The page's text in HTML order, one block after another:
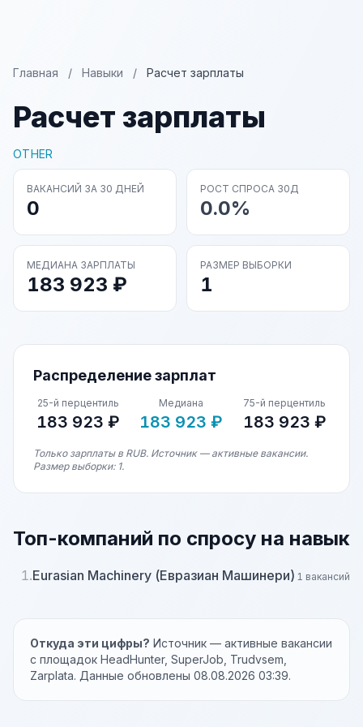
Главная / Навыки / Расчет зарплаты
Расчет зарплаты
OTHER
ВАКАНСИЙ ЗА 30 ДНЕЙ
0
РОСТ СПРОСА 30Д
0.0%
МЕДИАНА ЗАРПЛАТЫ
183 923 ₽
РАЗМЕР ВЫБОРКИ
1
Распределение зарплат
25-й перцентиль
183 923 ₽
Медиана
183 923 ₽
75-й перцентиль
183 923 ₽
Только зарплаты в RUB. Источник — активные вакансии.
Размер выборки: 1.
Топ-компаний по спросу на навык
1.Eurasian Machinery (Евразиан Машинери) 1 вакансий
Откуда эти цифры? Источник — активные вакансии
с площадок HeadHunter, SuperJob, Trudvsem,
Zarplata. Данные обновлены 08.08.2026 03:39.